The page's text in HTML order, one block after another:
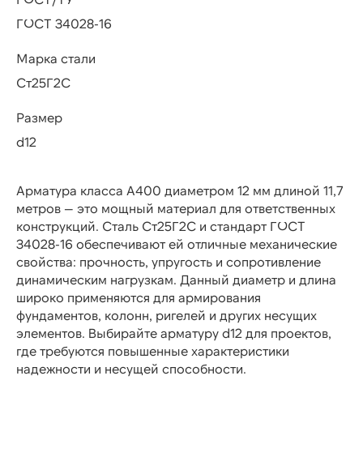
ГОСТ 34028-16
Марка стали
Ст25Г2С
Размер
d12
Арматура класса А400 диаметром 12 мм длиной 11,7
метров — это мощный материал для ответственных
конструкций. Сталь Ст25Г2С и стандарт ГОСТ
34028-16 обеспечивают ей отличные механические
свойства: прочность, упругость и сопротивление
динамическим нагрузкам. Данный диаметр и длина
широко применяются для армирования
фундаментов, колонн, ригелей и других несущих
элементов. Выбирайте арматуру d12 для проектов,
где требуются повышенные характеристики
надежности и несущей способности.